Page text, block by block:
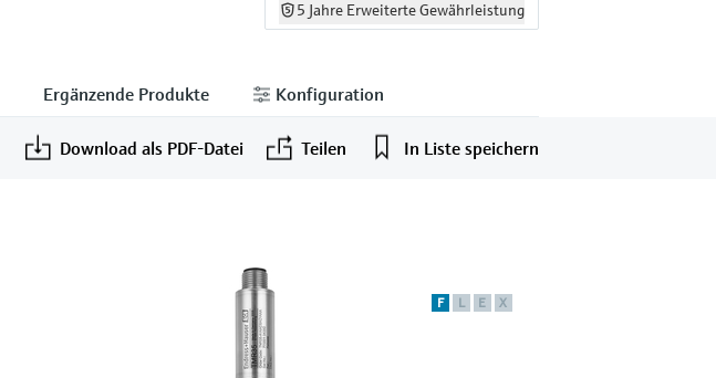
5 Jahre Erweiterte Gewährleistung
Ergänzende Produkte Konfiguration
Download als PDF-Datei Teilen In Liste speichern
F L E X